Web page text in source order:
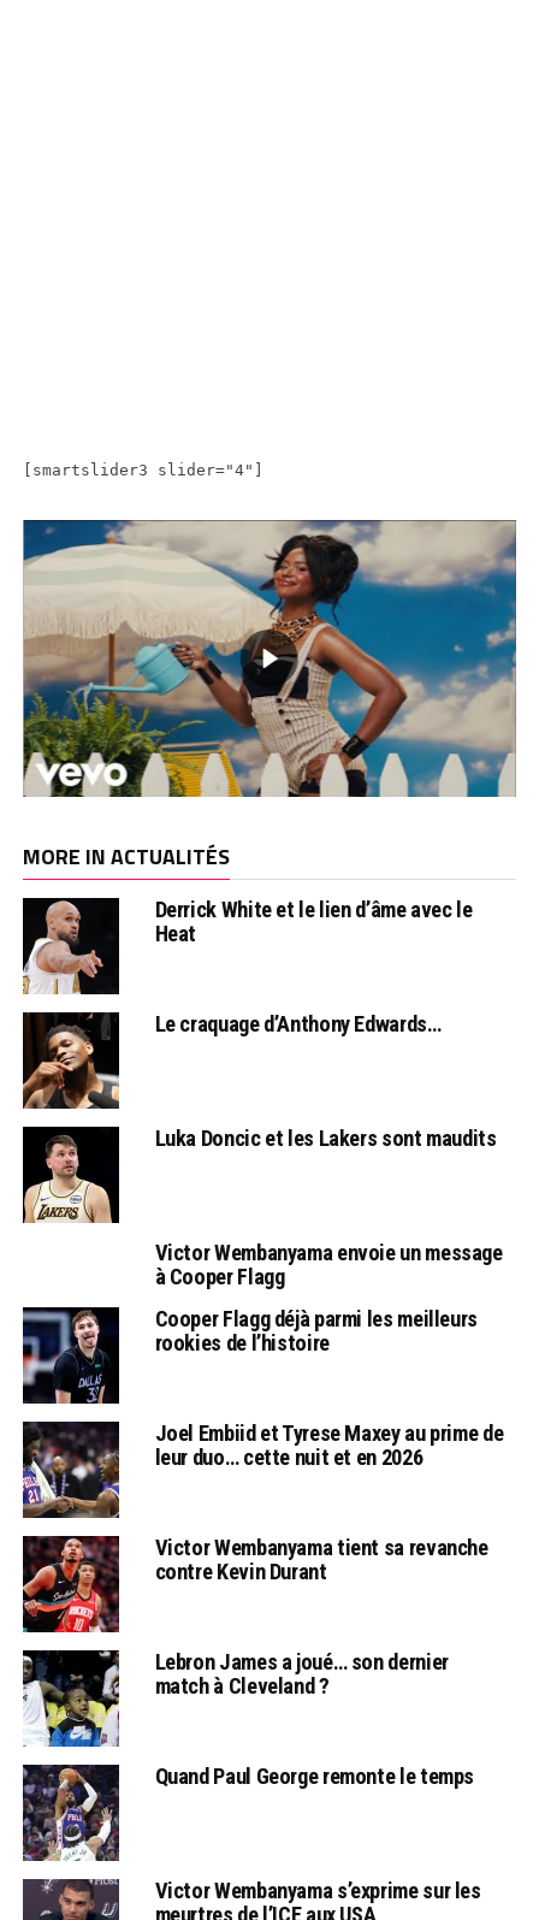
[smartslider3 slider="4"]
MORE IN ACTUALITÉS
Derrick White et le lien d’âme avec le
Heat
Le craquage d’Anthony Edwards…
Luka Doncic et les Lakers sont maudits
Victor Wembanyama envoie un message
à Cooper Flagg
Cooper Flagg déjà parmi les meilleurs
rookies de l’histoire
Joel Embiid et Tyrese Maxey au prime de
leur duo… cette nuit et en 2026
Victor Wembanyama tient sa revanche
contre Kevin Durant
Lebron James a joué… son dernier
match à Cleveland ?
Quand Paul George remonte le temps
Victor Wembanyama s’exprime sur les
meurtres de l’ICE aux USA